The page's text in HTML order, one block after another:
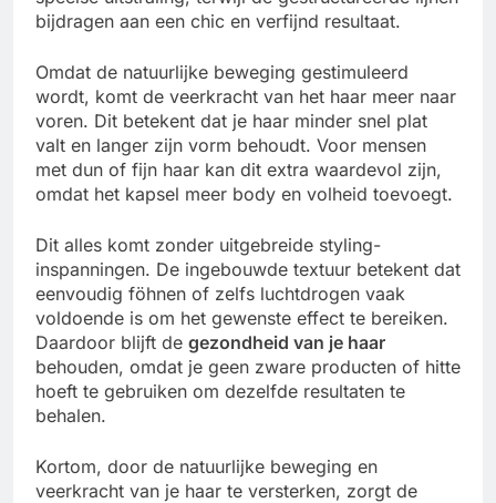
bijdragen aan een chic en verfijnd resultaat.
Omdat de natuurlijke beweging gestimuleerd
wordt, komt de veerkracht van het haar meer naar
voren. Dit betekent dat je haar minder snel plat
valt en langer zijn vorm behoudt. Voor mensen
met dun of fijn haar kan dit extra waardevol zijn,
omdat het kapsel meer body en volheid toevoegt.
Dit alles komt zonder uitgebreide styling-
inspanningen. De ingebouwde textuur betekent dat
eenvoudig föhnen of zelfs luchtdrogen vaak
voldoende is om het gewenste effect te bereiken.
Daardoor blijft de gezondheid van je haar
behouden, omdat je geen zware producten of hitte
hoeft te gebruiken om dezelfde resultaten te
behalen.
Kortom, door de natuurlijke beweging en
veerkracht van je haar te versterken, zorgt de